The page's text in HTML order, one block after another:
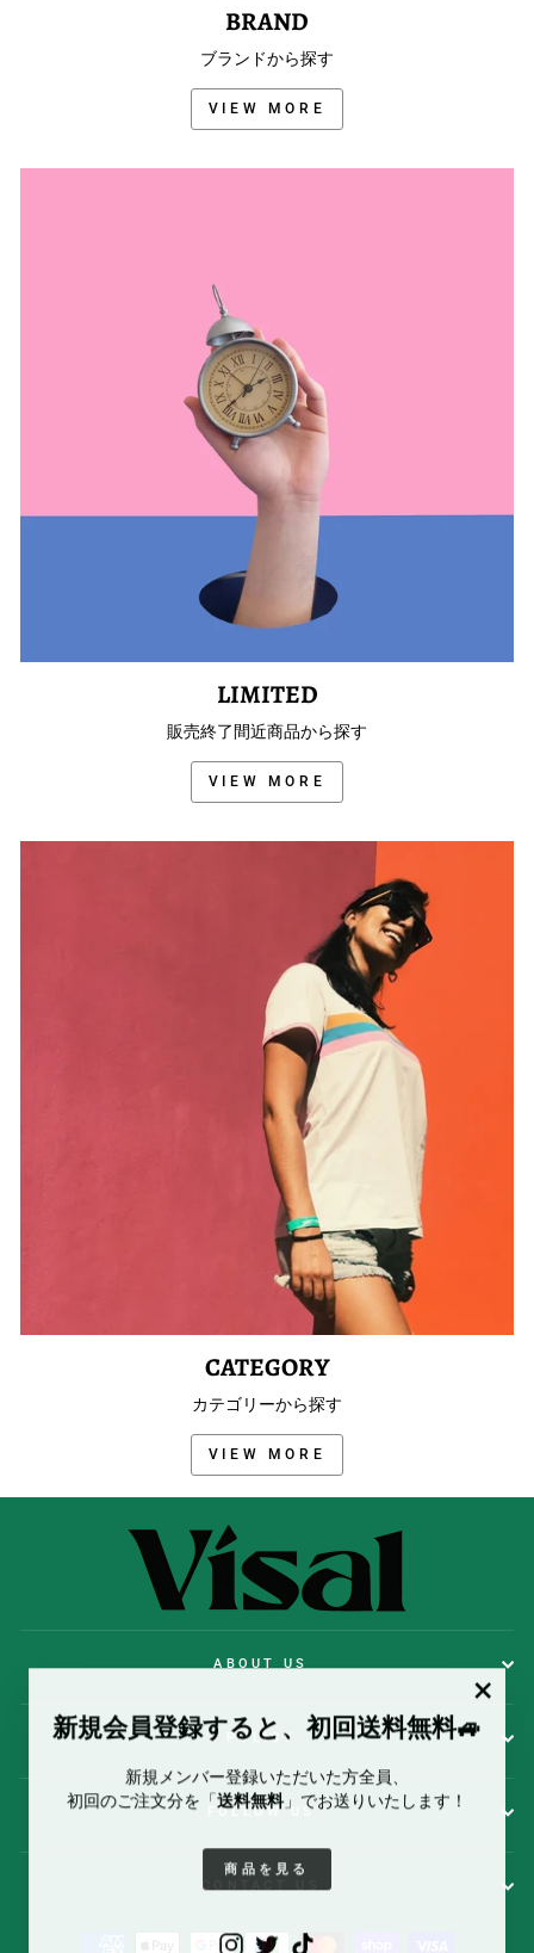
新規会員登録すると、初回送料無料🚙
新規メンバー登録いただいた方全員、
初回のご注文分を「送料無料 」でお送りいたします！
商品を見る
Instagram
Twitter
BRAND
ブランドから探す
VIEW MORE
LIMITED
販売終了間近商品から探す
VIEW MORE
CATEGORY
カテゴリーから探す
VIEW MORE
ABOUT US
POLICY
FOLLOW US
CONTACT US